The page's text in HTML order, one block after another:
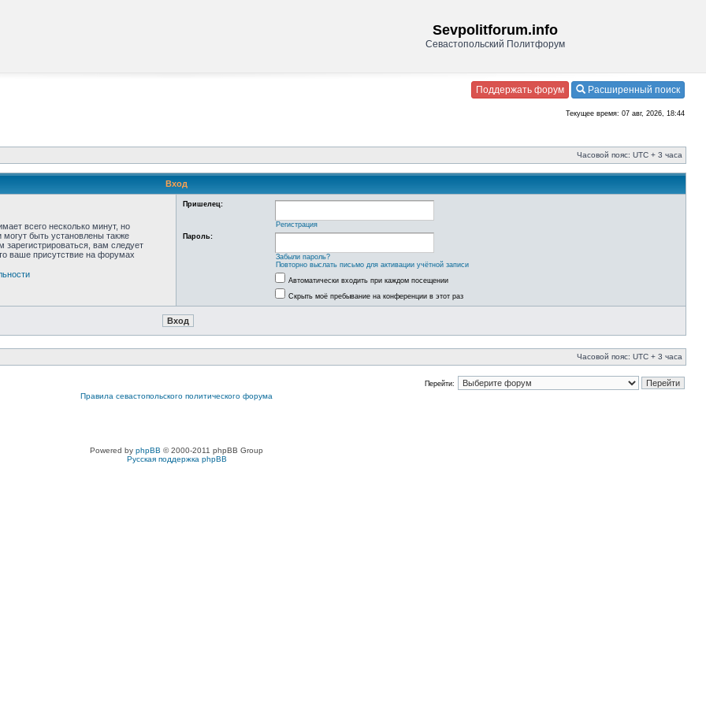
Sevpolitforum.info
Севастопольский Политфорум
Поддержать форум Расширенный поиск
Текущее время: 07 авг, 2026, 18:44
Часовой пояс: UTC + 3 часа
Вход
всего несколько минут, но
быть установлены также
зарегистрироваться, вам следует
ваше присутствие на форумах
Пришелец:
Регистрация
Пароль:
Забыли пароль?
Повторно выслать письмо для активации учётной записи
Автоматически входить при каждом посещении
Скрыть моё пребывание на конференции в этот раз
Часовой пояс: UTC + 3 часа
Перейти:
Правила севастопольского политического форума
Powered by phpBB © 2000-2011 phpBB Group
Русская поддержка phpBB